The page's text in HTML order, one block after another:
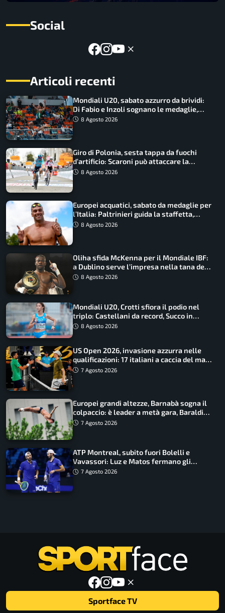
Social
Articoli recenti
Mondiali U20, sabato azzurro da brividi:
Di Fabio e Inzoli sognano le medaglie,
Castellani e Succo in finale
8 Agosto 2026
Giro di Polonia, sesta tappa da fuochi
d’artificio: Scaroni può attaccare la
maglia di Lemmen
8 Agosto 2026
Europei acquatici, sabato da medaglie per
l’Italia: Paltrinieri guida la staffetta,
Barnabà sogna l’oro dalle grandi altezze
8 Agosto 2026
Oliha sfida McKenna per il Mondiale IBF:
a Dublino serve l’impresa nella tana del
lupo8 Agosto 2026
Mondiali U20, Crotti sfiora il podio nel
triplo: Castellani da record, Succo in
finale
8 Agosto 2026
US Open 2026, invasione azzurra nelle
qualificazioni: 17 italiani a caccia del main
draw7 Agosto 2026
Europei grandi altezze, Barnabà sogna il
colpaccio: è leader a metà gara, Baraldi
ancora in corsa
7 Agosto 2026
ATP Montreal, subito fuori Bolelli e
Vavassori: Luz e Matos fermano gli
azzurri
7 Agosto 2026
Sportface TV